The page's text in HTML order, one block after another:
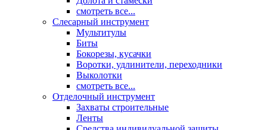
смотреть все...
Слесарный инструмент
Мультитулы
Биты
Бокорезы, кусачки
Воротки, удлинители, переходники
Выколотки
смотреть все...
Отделочный инструмент
Захваты строительные
Ленты